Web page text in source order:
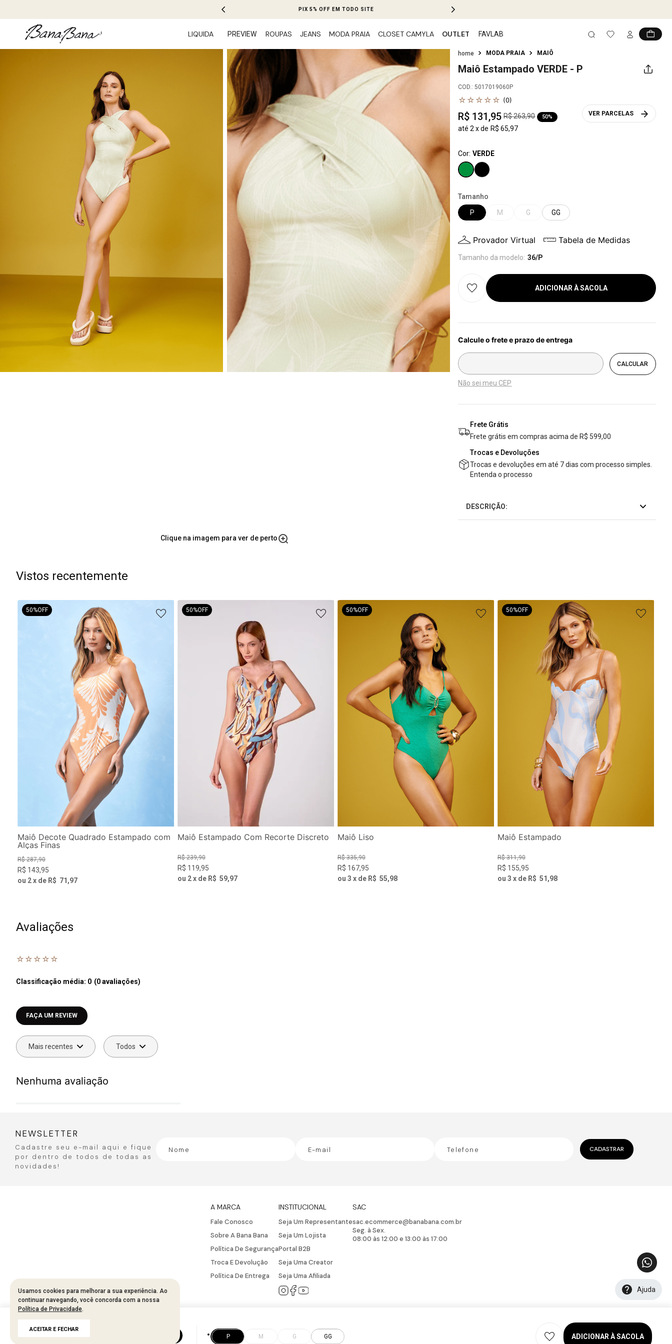
Ajuda
PRIMEIRA COMPRA CUPOM BEMVINDA10
LIQUIDA PREVIEW ROUPAS JEANS MODA PRAIA CLOSET CAMYLA OUTLET FAVLAB
R$ 131,95 R$263
P M G GG ADICIONAR À SACOLA
MODA PRAIA MAIÔ
Maiô Estampado VERDE - P
COD.:5017019060P
☆ ☆ ☆ ☆ ☆ (0)
R$ 131,95 R$263,90 50%
até 2 x de R$ 65,97
VER PARCELAS
Cor: VERDE
Tamanho
P
M G GG
Provador Virtual Tabela de Medidas
Tamanho da modelo: 36/P
ADICIONAR À SACOLA
Não sei meu CEP
Frete Grátis
Frete grátis em compras acima de R$ 599,00
Trocas e Devoluções
Trocas e devoluções em até 7 dias com processo simples.
Entenda o processo
DESCRIÇÃO:
Clique na imagem para ver de perto
Vistos recentemente
50%OFF
Maiô Decote Quadrado Estampado com
Alças Finas
R$ 287,90
R$ 143,95
ou 2x de R$ 71 ,97
50%OFF
Maiô Estampado Com Recorte Discreto
R$ 239,90
R$ 119,95
ou 2x de R$ 59,97
50%OFF
Maiô Liso
R$ 335,90
R$ 167,95
ou 3 x de R$ 55,98
50%OFF
Maiô Estampado
R$ 311,90
R$ 155,95
ou 3 x de R$ 51 ,98
Avaliações
☆ ☆ ☆ ☆ ☆
Classificação média: 0 (0 avaliações)
Faça login para escrever uma avaliação.
Mais recentes Todos
Nenhuma avaliação
Usamos cookies para melhorar a sua experiência. Ao
continuar navegando, você concorda com a nossa
Política de Privacidade.
ACEITAR E FECHAR
NEWSLETTER
Cadastre seu e-mail aqui e fique
por dentro de todos de todas as
novidades!
CADASTRAR
A MARCA
Fale Conosco
Sobre A Bana Bana
Política De Segurança
Troca E Devolução
Política De Entrega
INSTITUCIONAL
Seja Um Representante
Seja Um Lojista
Portal B2B
Seja Uma Creator
Seja Uma Afiliada
SAC
sac.ecommerce@banabana.com.br
Seg. à Sex.
08:00 às 12:00 e 13:00 às 17:00
Developed by